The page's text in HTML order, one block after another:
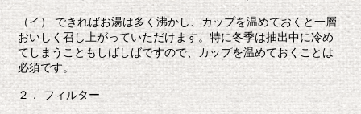
（イ） できればお湯は多く沸かし、カップを温めておくと一層
おいしく召し上がっていただけます。特に冬季は抽出中に冷め
てしまうこともしばしばですので、カップを温めておくことは
必須です。
２． フィルター